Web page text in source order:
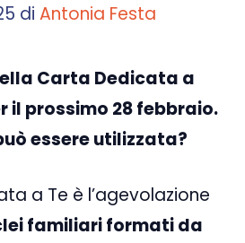
di Antonia Festa
Carta Dedicata a
il prossimo 28 febbraio.
essere utilizzata?
a Te è l’agevolazione
familiari formati da